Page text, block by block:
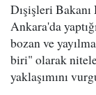
Dışişleri
Ankara'da
bozan ve
biri" olarak
yaklaşımını